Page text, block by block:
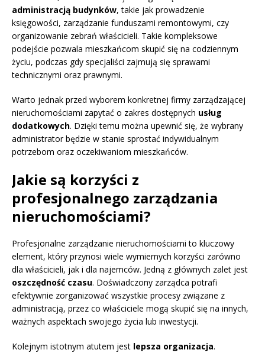
administracją budynków, takie jak prowadzenie
księgowości, zarządzanie funduszami remontowymi, czy
organizowanie zebrań właścicieli. Takie kompleksowe
podejście pozwala mieszkańcom skupić się na codziennym
życiu, podczas gdy specjaliści zajmują się sprawami
technicznymi oraz prawnymi.
Warto jednak przed wyborem konkretnej firmy zarządzającej
nieruchomościami zapytać o zakres dostępnych usług
dodatkowych. Dzięki temu można upewnić się, że wybrany
administrator będzie w stanie sprostać indywidualnym
potrzebom oraz oczekiwaniom mieszkańców.
Jakie są korzyści z
profesjonalnego zarządzania
nieruchomościami?
Profesjonalne zarządzanie nieruchomościami to kluczowy
element, który przynosi wiele wymiernych korzyści zarówno
dla właścicieli, jak i dla najemców. Jedną z głównych zalet jest
oszczędność czasu. Doświadczony zarządca potrafi
efektywnie zorganizować wszystkie procesy związane z
administracją, przez co właściciele mogą skupić się na innych,
ważnych aspektach swojego życia lub inwestycji.
Kolejnym istotnym atutem jest lepsza organizacja.